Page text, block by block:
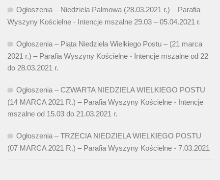
Ogłoszenia – Niedziela Palmowa (28.03.2021 r.) – Parafia
Wyszyny Kościelne - Intencje mszalne 29.03 – 05.04.2021 r.
Ogłoszenia – Piąta Niedziela Wielkiego Postu – (21 marca
2021 r.) – Parafia Wyszyny Kościelne - Intencje mszalne od 22
do 28.03.2021 r.
Ogłoszenia – CZWARTA NIEDZIELA WIELKIEGO POSTU
(14 MARCA 2021 R.) – Parafia Wyszyny Kościelne - Intencje
mszalne od 15.03 do 21.03.2021 r.
Ogłoszenia – TRZECIA NIEDZIELA WIELKIEGO POSTU
(07 MARCA 2021 R.) – Parafia Wyszyny Kościelne - 7.03.2021